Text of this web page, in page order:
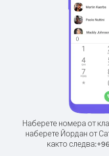
Наберете номера от
наберете Йордан от
както следва:+